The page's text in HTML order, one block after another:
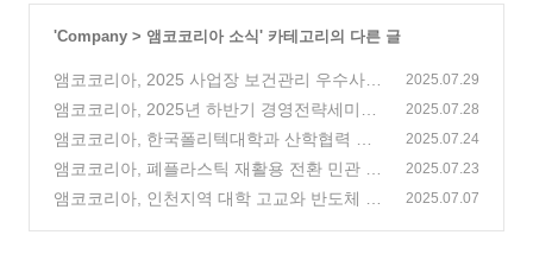
'Company > 앰코코리아 소식' 카테고리의 다른 글
앰코코리아, 2025 사업장 보건관리 우수사례
발표대회 우수상 수상
(2)
2025.07.29
앰코코리아, 2025년 하반기 경영전략세미나
개최
(1)
2025.07.28
앰코코리아, 한국폴리텍대학과 산학협력 업
무협약 체결
(6)
2025.07.24
앰코코리아, 폐플라스틱 재활용 전환 민관 업
무협약 체결
(5)
2025.07.23
앰코코리아, 인천지역 대학 고교와 반도체 인
2025.07.07